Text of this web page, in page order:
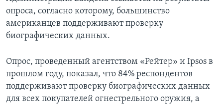
опроса, согласно которому, большинство
американцев поддерживают проверку
биографических данных.
Опрос, проведенный агентством «Рейтер» и Ipsos в
прошлом году, показал, что 84% респондентов
поддерживают проверку биографических данных
для всех покупателей огнестрельного оружия, а